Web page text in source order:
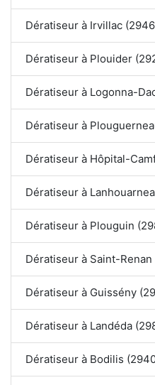
Dératiseur à Irvillac
Dératiseur à Plouider
Dératiseur à Logonna-
Dératiseur à
Dératiseur à Hôpital-
Dératiseur à
Dératiseur à Plouguin
Dératiseur à Saint-Renan
Dératiseur à Guissény
Dératiseur à Landéda
Dératiseur à Bodilis